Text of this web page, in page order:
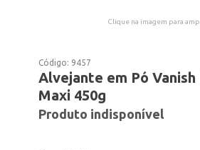
Clique na imagem para
Código: 9457
Alvejante em Pó Vanish
Maxi 450g
Produto indisponível